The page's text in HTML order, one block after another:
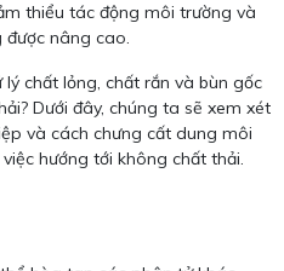
thiểu tác động môi trường và
được nâng cao.
chất lỏng, chất rắn và bùn gốc
Dưới đây, chúng ta sẽ xem xét
và cách chưng cất dung môi
hướng tới không chất thải.